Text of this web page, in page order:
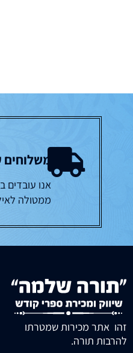
משלוחים
אנו עובדים
ממטולה
זהו אתר מכירות שמטרתו
להרבות תורה.